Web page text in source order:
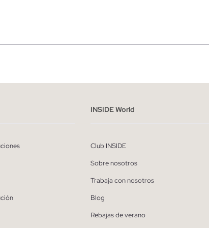
* Puedes cancelar la suscripción en cualquier momento.
INSIDE World
Club INSIDE
Sobre nosotros
Trabaja con nosotros
Blog
Rebajas de verano